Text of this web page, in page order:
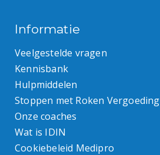
Informatie
Veelgestelde vragen
Kennisbank
Hulpmiddelen
Stoppen met Roken Vergoeding
Onze coaches
Wat is IDIN
Cookiebeleid Medipro